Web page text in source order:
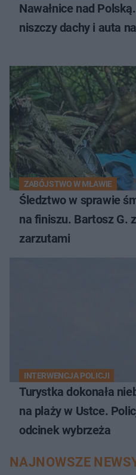
Nawałnice nad
niszczy dachy i auta
ZABÓJSTWO W MŁAWIE
Śledztwo w sprawie
na finiszu. Bartosz G.
zarzutami
INTERWENCJA POLICJI
Turystka dokonała
na plaży w Ustce.
odcinek wybrzeża
NAJNOWSZE